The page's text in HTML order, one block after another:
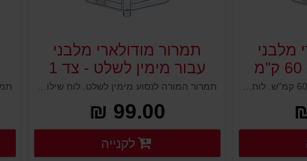
מלבני
מורה על מהירות מותרת עד 60 קמ"ש. לוח שילוט מפלסטיק כולל תמרור להרכבה על עמודים גמישים, ניידים קונוסים מחסומים ועוד. נועד להציב שלט או תמרור על עמוד קיים ובכך לחסוך הצבת עמוד נוסף. חוסך מקום, מוצב במקום גבוה וברור, מפלסטיק איכותי ועמיד לתנאי חוץ.
תמרור מודולארי מלבני
עבור מימין לשלט - צד 1
תמרור המורה לנסוע מימין לשלט. לוח שילוט מפלסטיק כולל תמרור להרכבה על עמודים גמישים, ניידים קונוסים מחסומים ועוד. נועד להציב שלט או תמרור על עמוד קיים ובכך לחסוך הצבת עמוד נוסף. חוסך מקום, מוצב במקום גבוה וברור, עשוי פלסטיק איכותי ועמיד לתנאי חוץ.
99.00 ₪
פרטים נוספים
לקנייה